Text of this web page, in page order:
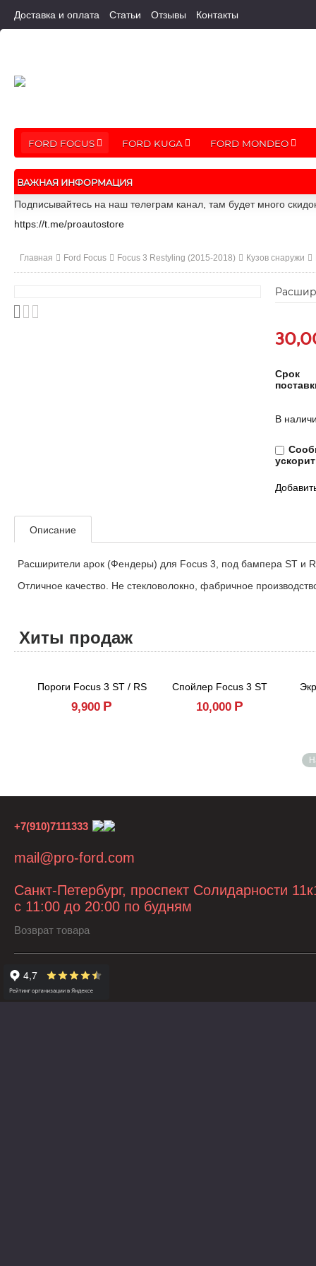
Доставка и оплата Статьи Отзывы Контакты
FORD FOCUS FORD KUGA FORD MONDEO
ВАЖНАЯ ИНФОРМАЦИЯ
Подписывайтесь на наш телеграм канал, там будет много
https://t.me/proautostore
Главная Ford Focus Focus 3 Restyling (2015-2018) Кузов снаружи
Срок
В
Описание
Расширители арок (Фендеры) для Focus 3, под бампера ST и
Отличное качество. Не стекловолокно, фабричное
Хиты продаж
Пороги Focus 3 ST / RS
9,900 Р
Спойлер Focus 3 ST
10,000 Р
+7(910)7111333
mail@pro-ford.com
Санкт-Петербург, проспект Солидарности
с 11:00 до 20:00 по будням
Возврат товара